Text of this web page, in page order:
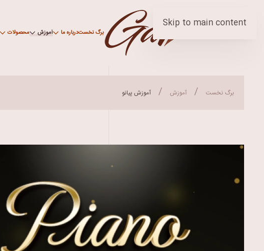
Skip to main content
برگ نخستدرباره ما آموزش محصولات
برگ نخست آموزش آموزش پیانو